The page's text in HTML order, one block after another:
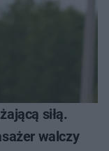
siłą.
walczy